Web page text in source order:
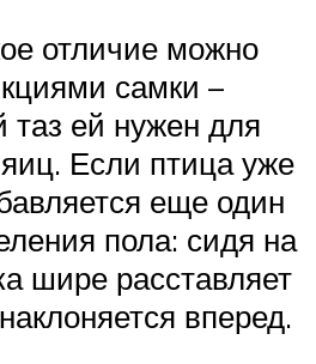
отличие можно
самки –
таз ей нужен для
Если птица уже
еще один
пола: сидя на
шире расставляет
вперед.